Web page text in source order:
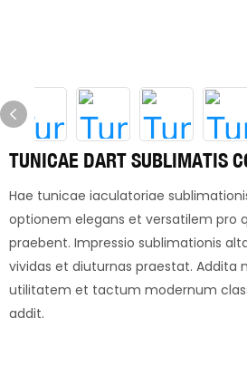
TUNICAE DART SUBLIMATIS
Hae tunicae iaculatoriae
optionem elegans et versatilem pro
praebent. Impressio sublimationis
vividas et diuturnas praestat. Addita
utilitatem et tactum modernum
addit.